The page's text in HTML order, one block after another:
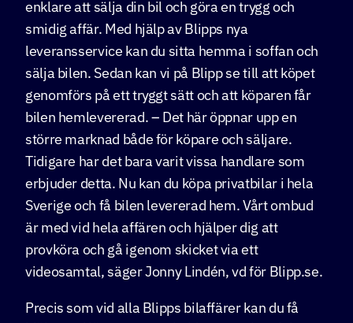
enklare att sälja din bil och göra en trygg och
smidig affär. Med hjälp av Blipps nya
leveransservice kan du sitta hemma i soffan och
sälja bilen. Sedan kan vi på Blipp se till att köpet
genomförs på ett tryggt sätt och att köparen får
bilen hemlevererad. – Det här öppnar upp en
större marknad både för köpare och säljare.
Tidigare har det bara varit vissa handlare som
erbjuder detta. Nu kan du köpa privatbilar i hela
Sverige och få bilen levererad hem. Vårt ombud
är med vid hela affären och hjälper dig att
provköra och gå igenom skicket via ett
videosamtal, säger Jonny Lindén, vd för Blipp.se.
Precis som vid alla Blipps bilaffärer kan du få